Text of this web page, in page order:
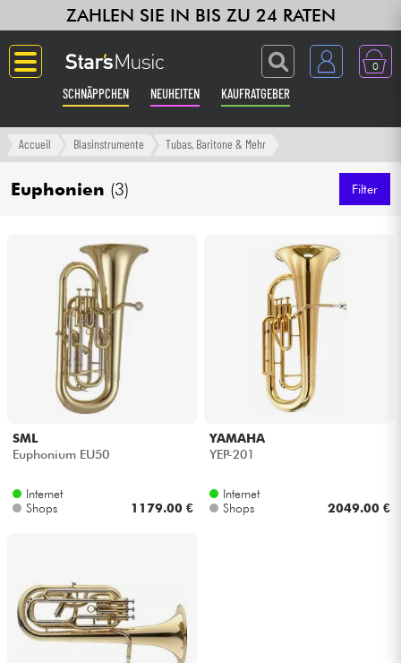
ZAHLEN SIE IN BIS ZU 24 RATEN
0
SCHNÄPPCHEN NEUHEITEN KAUFRATGEBER
Langue
Gitarre & Bass
Klaviere & Piano
Synths & samplers
Studio
Kopfhörer
Licht
Accueil Blasinstrumente Tubas, Baritone & Mehr
Euphonien (3) Filter
SML
Euphonium EU50
Internet
Shops
1179.00 €
YAMAHA
YEP-201
Internet
Shops
2049.00 €